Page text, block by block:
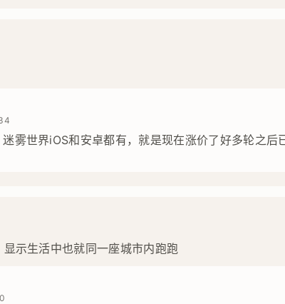
雾世界iOS和安卓都有，就是现在涨价了好多轮之后
示生活中也就同一座城市内跑跑